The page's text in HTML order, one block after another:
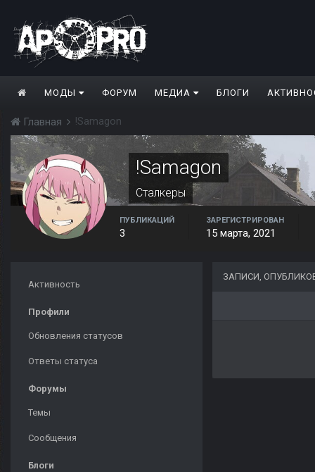
МОДЫ ФОРУМ МЕДИА БЛОГИ
Главная !Samagon
!Samagon
Сталкеры
ПУБЛИКАЦИЙ
3
ЗАРЕГИСТРИРОВАН
15 марта, 2021
Активность
Профили
Обновления статусов
Ответы статуса
Форумы
Темы
Сообщения
Блоги
ЗАПИСИ,